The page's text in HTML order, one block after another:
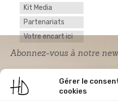
Gérer le
cookies
Kit Media
Partenariats
Votre encart ici
Abonnez-vous à notre